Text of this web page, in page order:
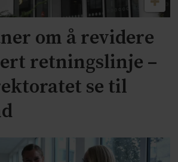
om å revidere
retningslinje –
se til